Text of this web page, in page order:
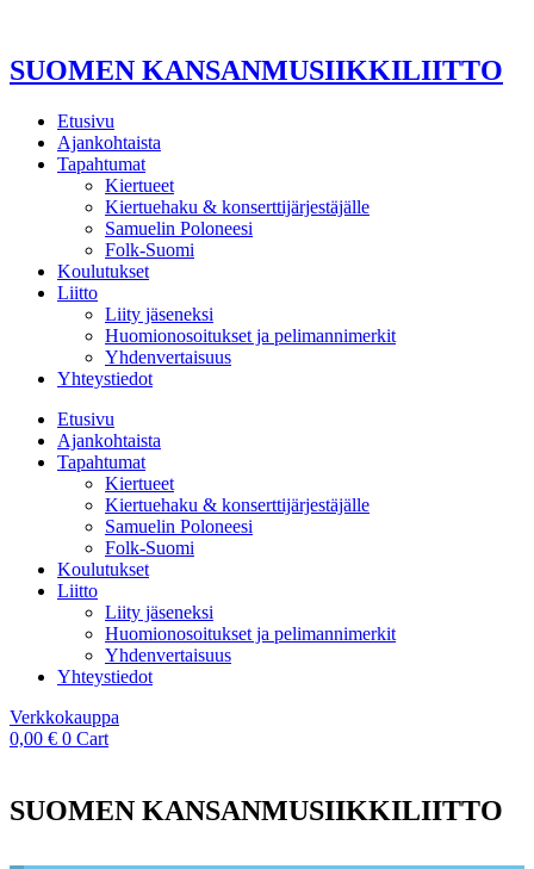
SUOMEN KANSANMUSIIKKILIITTO
Etusivu
Ajankohtaista
Tapahtumat
Kiertueet
Kiertuehaku & konserttijärjestäjälle
Samuelin Poloneesi
Folk-Suomi
Koulutukset
Liitto
Liity jäseneksi
Huomionosoitukset ja pelimannimerkit
Yhdenvertaisuus
Yhteystiedot
Etusivu
Ajankohtaista
Tapahtumat
Kiertueet
Kiertuehaku & konserttijärjestäjälle
Samuelin Poloneesi
Folk-Suomi
Koulutukset
Liitto
Liity jäseneksi
Huomionosoitukset ja pelimannimerkit
Yhdenvertaisuus
Yhteystiedot
Verkkokauppa
0,00 € 0 Cart
SUOMEN KANSANMUSIIKKILIITTO